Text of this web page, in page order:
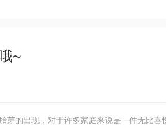
~
芽的出现，对于许多家庭来说是一件无比喜